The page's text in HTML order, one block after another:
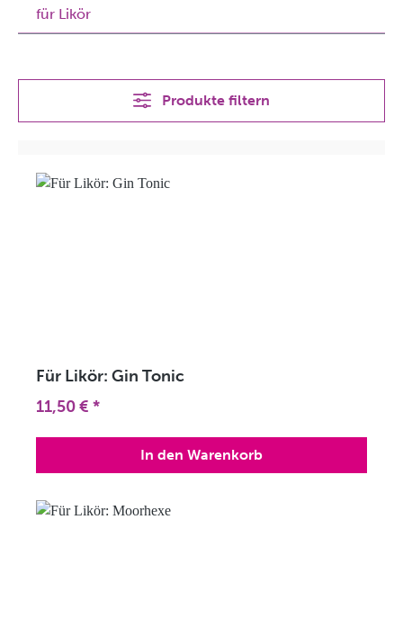
für Likör
Produkte filtern
Für Likör: Gin Tonic
Regulärer Preis:
11,50 € *
In den Warenkorb